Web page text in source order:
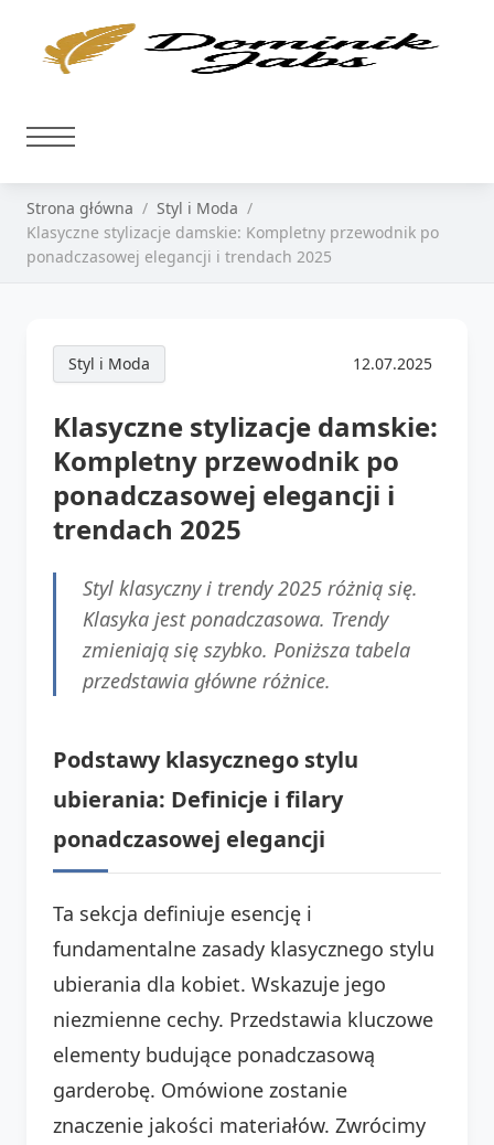
Strona główna
Styl i Moda
Klasyczne stylizacje damskie: Kompletny przewodnik po
ponadczasowej elegancji i trendach 2025
Styl i Moda 12.07.2025
Klasyczne stylizacje damskie:
Kompletny przewodnik po
ponadczasowej elegancji i
trendach 2025
Styl klasyczny i trendy 2025 różnią się.
Klasyka jest ponadczasowa. Trendy
zmieniają się szybko. Poniższa tabela
przedstawia główne różnice.
Podstawy klasycznego stylu
ubierania: Definicje i filary
ponadczasowej elegancji
Ta sekcja definiuje esencję i
fundamentalne zasady klasycznego stylu
ubierania dla kobiet. Wskazuje jego
niezmienne cechy. Przedstawia kluczowe
elementy budujące ponadczasową
garderobę. Omówione zostanie
znaczenie jakości materiałów. Zwrócimy